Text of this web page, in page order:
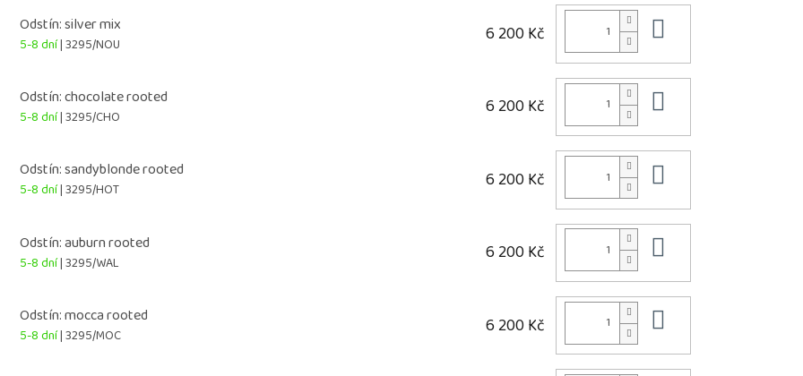
Odstín: silver mix
5-8 dní| 3295/NOU 6 200 Kč
Odstín: chocolate rooted
5-8 dní| 3295/CHO 6 200 Kč
Odstín: sandyblonde rooted
5-8 dní| 3295/HOT 6 200 Kč
Odstín: auburn rooted
5-8 dní| 3295/WAL 6 200 Kč
Odstín: mocca rooted
5-8 dní| 3295/MOC 6 200 Kč